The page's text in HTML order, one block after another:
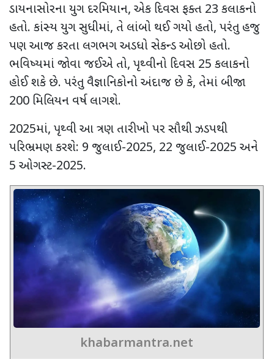
ડાયનાસોરના યુગ દરમિયાન, એક દિવસ ફક્ત 23 કલાકનો
હતો. કાંસ્ય યુગ સુધીમાં, તે લાંબો થઈ ગયો હતો, પરંતુ હજુ
પણ આજ કરતા લગભગ અડધો સેકન્ડ ઓછો હતો.
ભવિષ્યમાં જોવા જઈએ તો, પૃથ્વીનો દિવસ 25 કલાકનો
હોઈ શકે છે. પરંતુ વૈજ્ઞાનિકોનો અંદાજ છે કે, તેમાં બીજા
200 મિલિયન વર્ષ લાગશે.
2025માં, પૃથ્વી આ ત્રણ તારીખો પર સૌથી ઝડપથી
પરિભ્રમણ કરશે: 9 જુલાઈ-2025, 22 જુલાઈ-2025 અને
5 ઓગસ્ટ-2025.
khabarmantra.net